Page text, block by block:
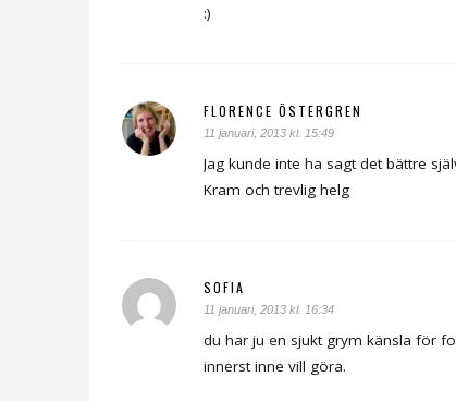
:)
FLORENCE ÖSTERGREN
11 januari, 2013 kl. 15:49
Jag kunde inte ha sagt det bättre
Kram och trevlig helg
SOFIA
11 januari, 2013 kl. 16:34
du har ju en sjukt grym känsla för
innerst inne vill göra.